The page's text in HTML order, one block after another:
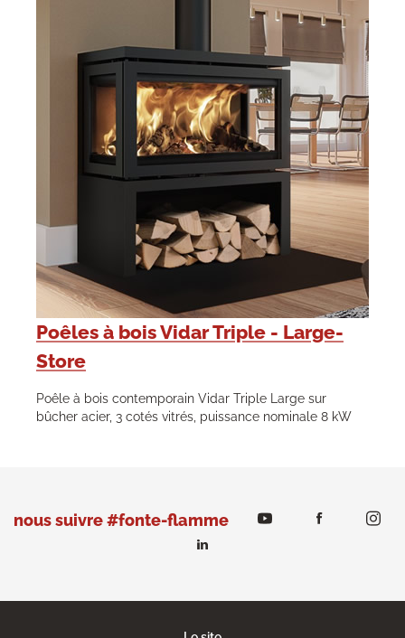
Poêles à bois Vidar Triple - Large-
Store
Poêle à bois contemporain Vidar Triple Large sur
bûcher acier, 3 cotés vitrés, puissance nominale 8 kW
nous suivre #fonte-flamme